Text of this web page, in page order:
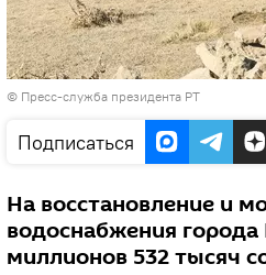
© Пресс-служба президента РТ
Подписаться
На восстановление и
водоснабжения
миллионов 532 тысяч